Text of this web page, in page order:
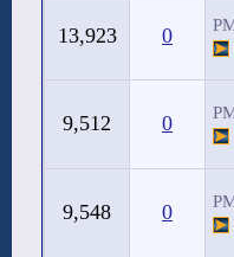
0
13,923
0
9,512
0
9,548